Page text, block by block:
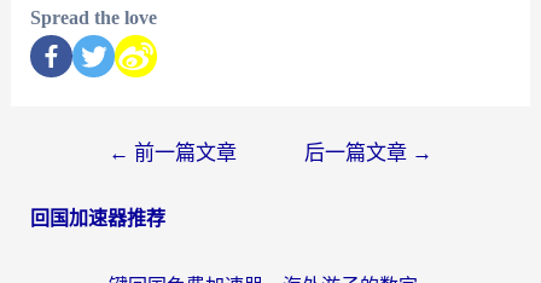
Spread the love
← 前一篇文章 后一篇文章 →
回国加速器推荐